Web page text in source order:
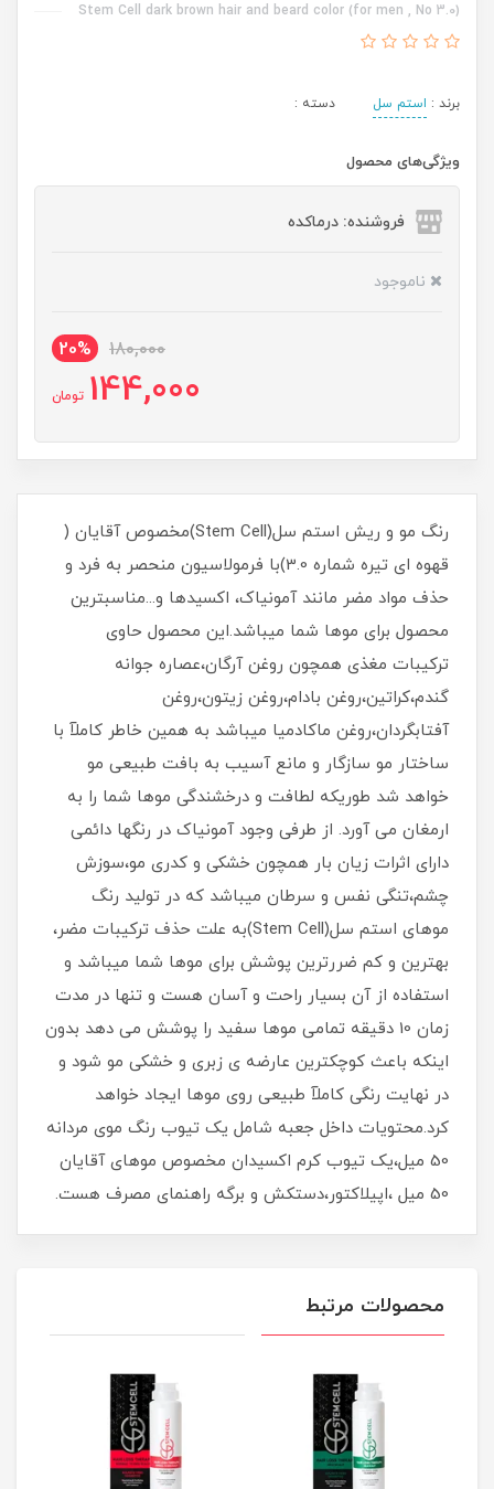
Stem Cell dark brown hair and beard color (for men , No 3.0)
برند : استم سل دسته :
ویژگی‌های محصول
فروشنده: درماکده
ناموجود
180,000
20%
144,000 تومان
رنگ مو و ریش استم سل(Stem Cell)مخصوص آقایان (
قهوه ای تیره شماره 3.0)با فرمولاسیون منحصر به فرد و
حذف مواد مضر مانند آمونیاک، اکسیدها و...مناسبترین
محصول برای موها شما میباشد.این محصول حاوی
ترکیبات مغذی همچون روغن آرگان،عصاره جوانه
گندم،کراتین،روغن بادام،روغن زیتون،روغن
آفتابگردان،روغن ماکادمیا میباشد به همین خاطر کاملآ با
ساختار مو سازگار و مانع آسیب به بافت طبیعی مو
خواهد شد طوریکه لطافت و درخشندگی موها شما را به
ارمغان می آورد. از طرفی وجود آمونیاک در رنگها دائمی
دارای اثرات زیان بار همچون خشکی و کدری مو،سوزش
چشم،تنگی نفس و سرطان میباشد که در تولید رنگ
موهای استم سل(Stem Cell)به علت حذف ترکیبات مضر،
بهترین و کم ضررترین پوشش برای موها شما میباشد و
استفاده از آن بسیار راحت و آسان هست و تنها در مدت
زمان 10 دقیقه تمامی موها سفید را پوشش می دهد بدون
اینکه باعث کوچکترین عارضه ی زبری و خشکی مو شود و
در نهایت رنگی کاملآ طبیعی روی موها ایجاد خواهد
کرد.محتویات داخل جعبه شامل یک تیوب رنگ موی مردانه
50 میل،یک تیوب کرم اکسیدان مخصوص موهای آقایان
50 میل ،اپیلاکتور،دستکش و برگه راهنمای مصرف هست.
محصولات مرتبط